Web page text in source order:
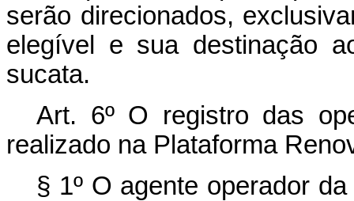
serão direcionados,
elegível e sua destinação
sucata.
Art. 6º O registro das
realizado na Plataforma
§ 1º O agente operador